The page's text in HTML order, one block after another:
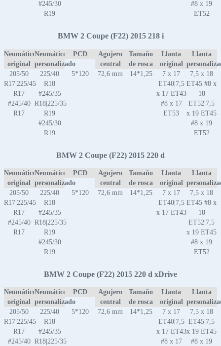
#245/30
R19
#8 x 19
ET52
BMW 2 Coupe (F22) 2015 218 i
Neumático
original
Neumático
personalizado
PCD
Agujero
central
Tamaño
de rosca
Llanta
original
Llanta
205/50
R17|225/45
R17
#245/40
R17
225/40
R18
#245/35
R18|225/35
R19
#245/30
R19
5*120 72,6 mm 14*1,25
7 x 17
ET40|7,5
x 17 ET43
#8 x 17
ET53
7,5 x 18
ET45 #8 x
18
ET52|7,5
x 19 ET45
#8 x 19
ET52
BMW 2 Coupe (F22) 2015 220 d
Neumático
original
Neumático
personalizado
PCD
Agujero
central
Tamaño
de rosca
Llanta
original
Llanta
205/50
R17|225/45
R17
#245/40
R17
225/40
R18
#245/35
R18|225/35
R19
#245/30
R19
5*120 72,6 mm 14*1,25
7 x 17
ET40|7,5
x 17 ET43
7,5 x 18
ET45 #8 x
18
ET52|7,5
x 19 ET45
#8 x 19
ET52
BMW 2 Coupe (F22) 2015 220 d xDrive
Neumático
original
Neumático
personalizado
PCD
Agujero
central
Tamaño
de rosca
Llanta
original
Llanta
205/50
R17|225/45
R17
#245/40
225/40
R18
#245/35
R18|225/35
5*120 72,6 mm 14*1,25
7 x 17
ET40|7,5
x 17 ET43
#8 x 17
7,5 x 18
ET45|7,5
x 19 ET45
#8 x 19